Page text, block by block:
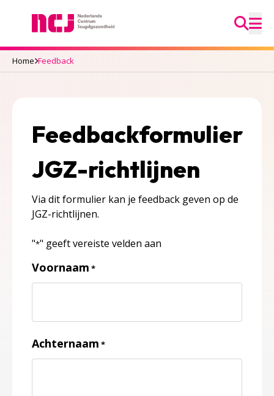
Ga
Home Feedback
Feedbackformulier
JGZ-richtlijnen
Via dit formulier kan je feedback geven op de
JGZ-richtlijnen.
"*" geeft vereiste velden aan
Voornaam *
Achternaam *